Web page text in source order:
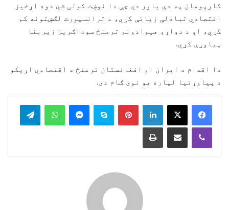
کارپوهان په دې باور دي چې دا نوښت کولی شي دوه اړخیز
اقتصادي تبادلې زیاتې کړي، د ترانسپورت لګښتونه کم
کړي، او د دواړو هیوادونو ترمنځ سوداګریز زیربنا
پیاوړې کړي.
دا اقدام د ایران او افغانستان ترمنځ د اقتصادي اړیکو
د پیاوړتیا لپاره یو نوی ګام دی.
LinkedIn
Pinterest
Skype
Messenger
WhatsApp
Viber
Share via Email
Print